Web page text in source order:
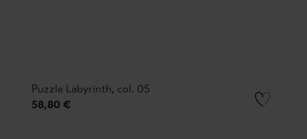
Puzzle Labyrinth, col. 05
58,80 €